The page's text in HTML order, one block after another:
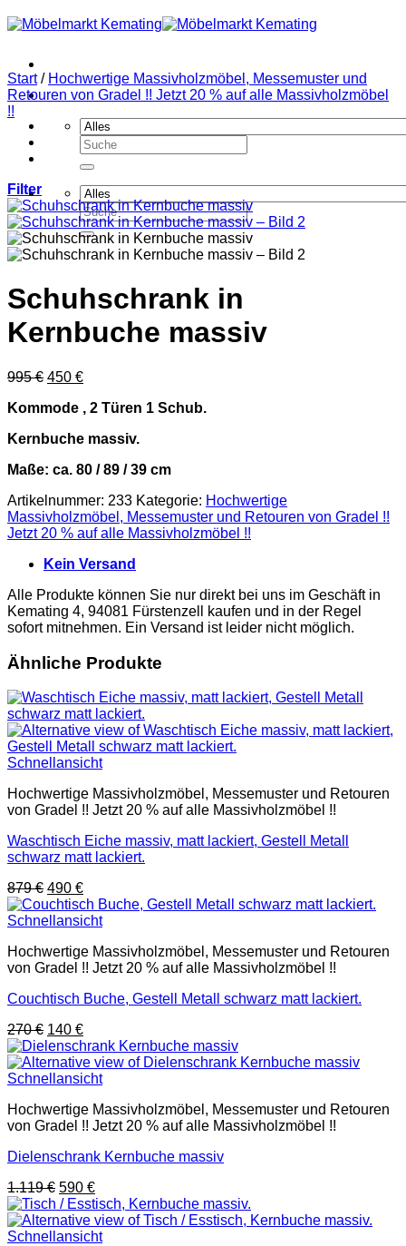
Zum
Inhalt
Suchen
nach:
Suchen
nach:
Start / Hochwertige Massivholzmöbel, Messemuster und
Retouren von Gradel !! Jetzt 20 % auf alle Massivholzmöbel
!!
Filter
Schuhschrank in
Kernbuche massiv
995€ Ursprünglicher
war:
450 €Aktueller
ist:
Kommode , 2 Türen 1 Schub.
Kernbuche massiv.
Maße: ca. 80 / 89 / 39 cm
Artikelnummer: 233 Kategorie: Hochwertige
Massivholzmöbel, Messemuster und Retouren von Gradel !!
Jetzt 20 % auf alle Massivholzmöbel !!
Kein Versand
Alle Produkte können Sie nur direkt bei uns im Geschäft in
Kemating 4, 94081 Fürstenzell kaufen und in der Regel
sofort mitnehmen. Ein Versand ist leider nicht möglich.
Ähnliche Produkte
Schnellansicht
Hochwertige Massivholzmöbel, Messemuster und Retouren
von Gradel !! Jetzt 20 % auf alle Massivholzmöbel !!
Waschtisch Eiche massiv, matt lackiert, Gestell Metall
schwarz matt lackiert.
879€ Ursprünglicher
Preis
war:
490 €Aktueller
Preis
ist:
Schnellansicht
Hochwertige Massivholzmöbel, Messemuster und Retouren
von Gradel !! Jetzt 20 % auf alle Massivholzmöbel !!
Couchtisch Buche, Gestell Metall schwarz matt lackiert.
270€ Ursprünglicher
Preis
war:
270 €
140 €Aktueller
Preis
ist:
140 €.
Schnellansicht
Hochwertige Massivholzmöbel, Messemuster und Retouren
von Gradel !! Jetzt 20 % auf alle Massivholzmöbel !!
Dielenschrank Kernbuche massiv
1.119€ Ursprünglicher
Preis
war:
1.119 €
590 €Aktueller
Preis
ist:
590 €.
Schnellansicht